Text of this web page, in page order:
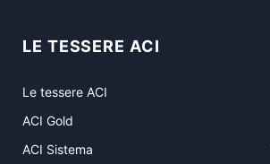
LE TESSERE ACI
Le tessere ACI
ACI Gold
ACI Sistema